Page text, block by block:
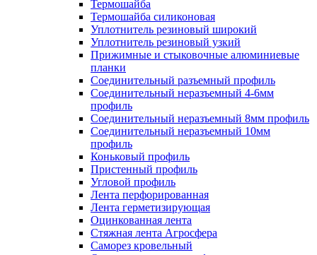
Термошайба
Термошайба силиконовая
Уплотнитель резиновый широкий
Уплотнитель резиновый узкий
Прижимные и стыковочные алюминиевые
планки
Соединительный разъемный профиль
Соединительный неразъемный 4-6мм
профиль
Соединительный неразъемный 8мм профиль
Соединительный неразъемный 10мм
профиль
Коньковый профиль
Пристенный профиль
Угловой профиль
Лента перфорированная
Лента герметизирующая
Оцинкованная лента
Стяжная лента Агросфера
Саморез кровельный